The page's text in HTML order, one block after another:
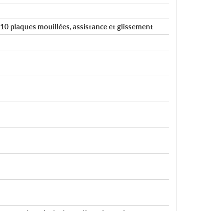
plaques mouillées, assistance et glissement